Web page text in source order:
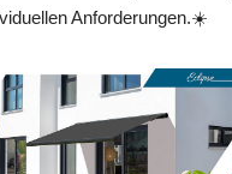
Anforderungen.☀️